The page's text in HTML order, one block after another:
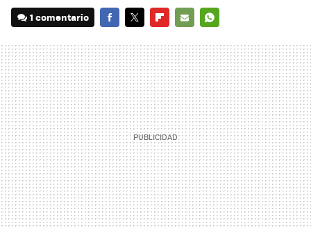
1 comentario
MAIL